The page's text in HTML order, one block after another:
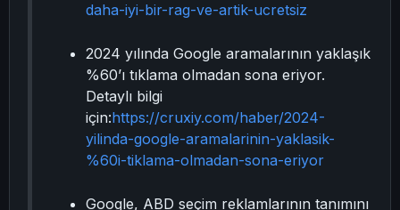
daha-iyi-bir-rag-ve-artik-ucretsiz
2024 yılında Google aramalarının yaklaşık
%60’ı tıklama olmadan sona eriyor.
Detaylı bilgi
için:https://cruxiy.com/haber/2024-
yilinda-google-aramalarinin-yaklasik-
%60i-tiklama-olmadan-sona-eriyor
Google, ABD seçim reklamlarının tanımını